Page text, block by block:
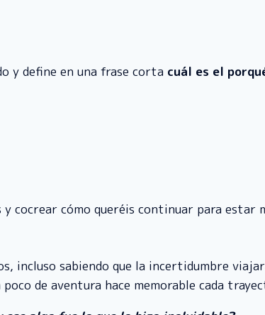
y define en una frase corta cuál es el
cocrear cómo queréis continuar para estar
incluso sabiendo que la incertidumbre
de aventura hace memorable cada